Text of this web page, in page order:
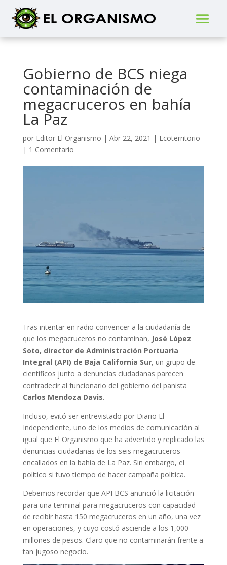
Gobierno de BCS niega
contaminación de
megacruceros en bahía
La Paz
por Editor El Organismo | Abr 22, 2021 | Ecoterritorio
| 1 Comentario
Tras intentar en radio convencer a la ciudadanía de
que los megacruceros no contaminan, José López
Soto, director de Administración Portuaria
Integral (API) de Baja California Sur, un grupo de
científicos junto a denuncias ciudadanas parecen
contradecir al funcionario del gobierno del panista
Carlos Mendoza Davis.
Incluso, evitó ser entrevistado por Diario El
Independiente, uno de los medios de comunicación al
igual que El Organismo que ha advertido y replicado las
denuncias ciudadanas de los seis megacruceros
encallados en la bahía de La Paz. Sin embargo, el
político si tuvo tiempo de hacer campaña política.
Debemos recordar que API BCS anunció la licitación
para una terminal para megacruceros con capacidad
de recibir hasta 150 megacruceros en un año, una vez
en operaciones, y cuyo costó asciende a los 1,000
millones de pesos. Claro que no contaminarán frente a
tan jugoso negocio.